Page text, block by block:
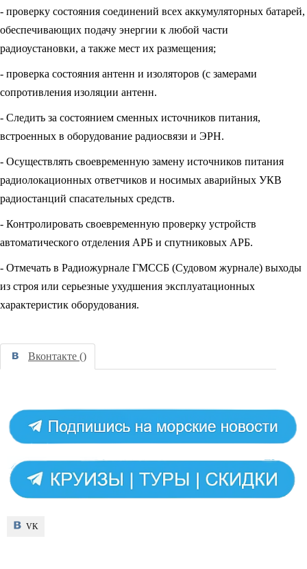
- проверку состояния соединений всех аккумуляторных батарей,
обеспечивающих подачу энергии к любой части
радиоустановки, а также мест их размещения;
- проверка состояния антенн и изоляторов (с замерами
сопротивления изоляции антенн.
- Следить за состоянием сменных источников питания,
встроенных в оборудование радиосвязи и ЭРН.
- Осуществлять своевременную замену источников питания
радиолокационных ответчиков и носимых аварийных УКВ
радиостанций спасательных средств.
- Контролировать своевременную проверку устройств
автоматического отделения АРБ и спутниковых АРБ.
- Отмечать в Радиожурнале ГМССБ (Судовом журнале) выходы
из строя или серьезные ухудшения эксплуатационных
характеристик оборудования.
Вконтакте ()
VK
VK